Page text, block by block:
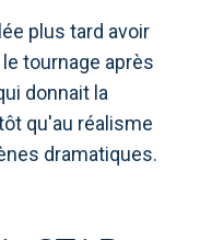
plus tard avoir
tournage après
donnait la
qu'au réalisme
dramatiques.